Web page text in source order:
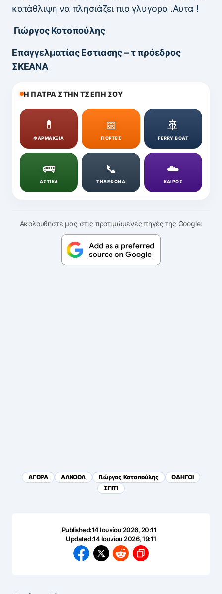
κατάθλιψη να πλησιάζει πιο γλυγορα .Αυτα !
Γιώργος Κοτοπούλης
Επαγγελματίας Εστιασης – τ πρόεδρος
ΣΚΕΑΝΑ
Η ΠΑΤΡΑ ΣΤΗΝ ΤΣΕΠΗ ΣΟΥ
💊
ΦΑΡΜΑΚΕΙΑ
📅
ΓΙΟΡΤΕΣ
🚢
FERRY BOAT
🚌
ΑΣΤΙΚΑ
📞
ΤΗΛΕΦΩΝΑ
☁️
ΚΑΙΡΟΣ
Ακολουθήστε μας στις προτιμώμενες πηγές της Google:
ΑΓΟΡΑ ΑΛΚΟΟΛ Γιώργος Κοτοπούλης
ΟΔΗΓΟΙ
ΣΠΙΤΙ
Published:14 Ιουνίου 2026, 20:11
Updated:14 Ιουνίου 2026, 19:11